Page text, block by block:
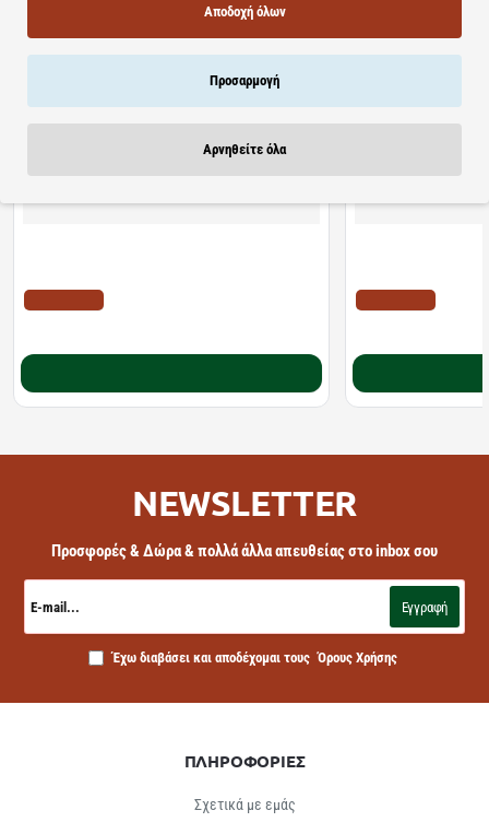
Bestsellers Είδατε Πρόσφατα
NEWSLETTER
Προσφορές & Δώρα & πολλά άλλα απευθείας στο inbox σου
mail...
Εγγραφή
Έχω διαβάσει και αποδέχομαι τους Όρους Χρήσης
ΠΛΗΡΟΦΟΡΙΕΣ
Σχετικά με εμάς
Αποδοχή όλων
Προσαρμογή
Αρνηθείτε όλα